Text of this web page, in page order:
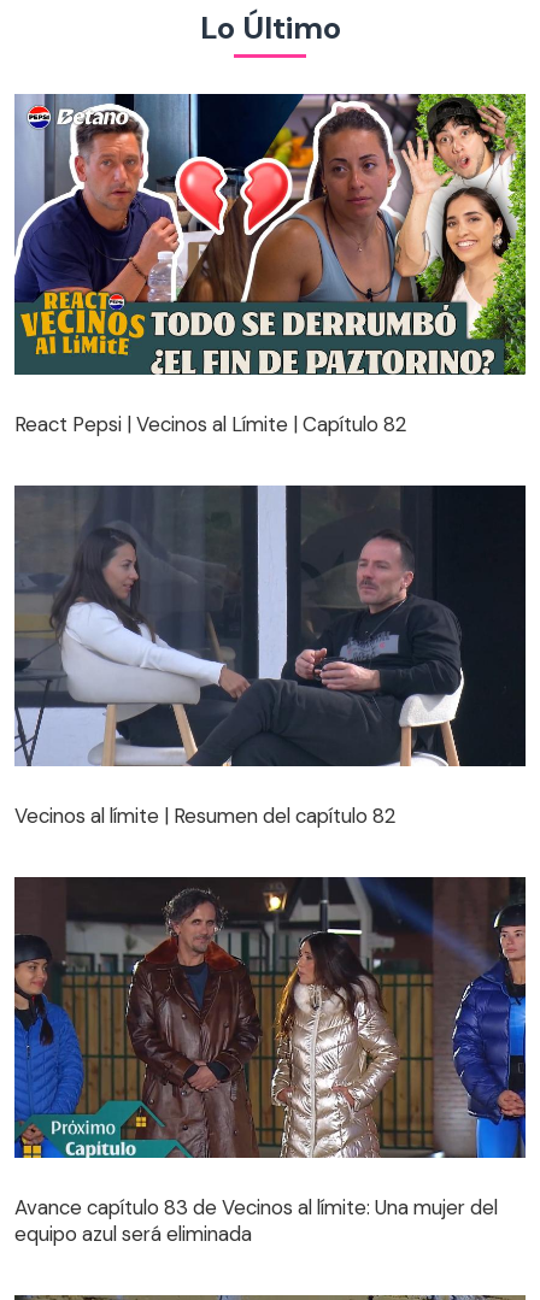
Lo Último
React Pepsi | Vecinos al Límite | Capítulo 82
Vecinos al límite | Resumen del capítulo 82
equipo azul será eliminada
Avance capítulo 83 de Vecinos al límite: Una mujer del
equipo azul será eliminada